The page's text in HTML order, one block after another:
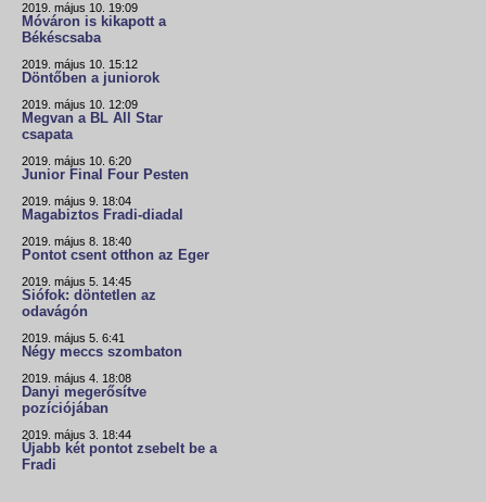
2019. május 10. 19:09
Móváron is kikapott a
Békéscsaba
2019. május 10. 15:12
Döntőben a juniorok
2019. május 10. 12:09
Megvan a BL All Star
csapata
2019. május 10. 6:20
Junior Final Four Pesten
2019. május 9. 18:04
Magabiztos Fradi-diadal
2019. május 8. 18:40
Pontot csent otthon az Eger
2019. május 5. 14:45
Siófok: döntetlen az
odavágón
2019. május 5. 6:41
Négy meccs szombaton
2019. május 4. 18:08
Danyi megerősítve
pozíciójában
2019. május 3. 18:44
Újabb két pontot zsebelt be a
Fradi